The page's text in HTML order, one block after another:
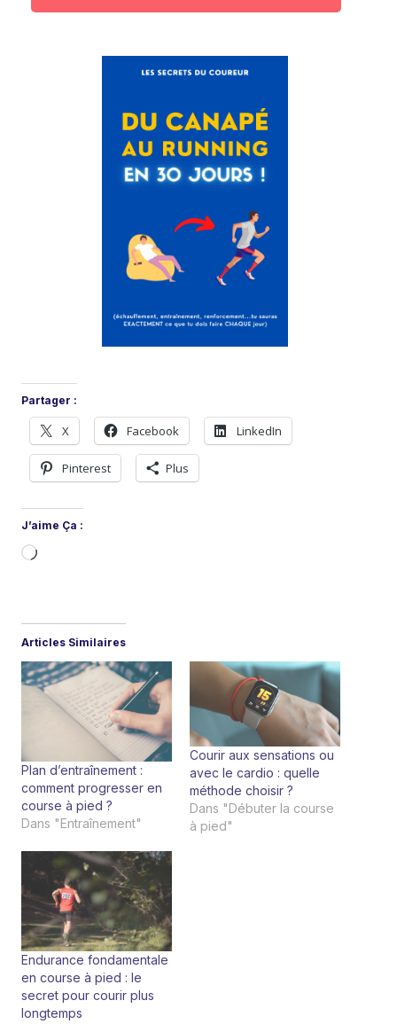
Partager :
X Facebook LinkedIn
Pinterest Plus
J’aime Ça :
C
r
e
m
t
…
Articles Similaires
Plan d’entraînement :
comment progresser en
course à pied ?
Dans "Entraînement"
Courir aux sensations ou
avec le cardio : quelle
méthode choisir ?
Dans "Débuter la course
à pied"
Endurance fondamentale
en course à pied : le
secret pour courir plus
longtemps